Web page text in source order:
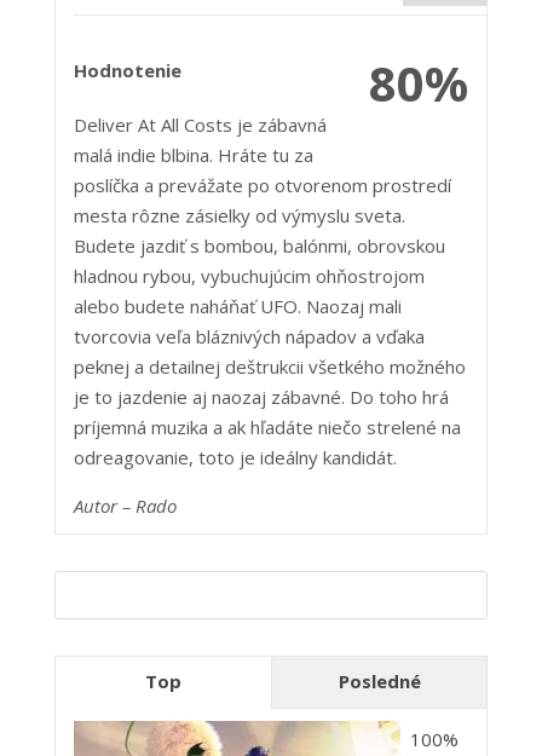
80%
Hodnotenie
Deliver At All Costs je zábavná
malá indie blbina. Hráte tu za
poslíčka a prevážate po otvorenom prostredí
mesta rôzne zásielky od výmyslu sveta.
Budete jazdiť s bombou, balónmi, obrovskou
hladnou rybou, vybuchujúcim ohňostrojom
alebo budete naháňať UFO. Naozaj mali
tvorcovia veľa bláznivých nápadov a vďaka
peknej a detailnej deštrukcii všetkého možného
je to jazdenie aj naozaj zábavné. Do toho hrá
príjemná muzika a ak hľadáte niečo strelené na
odreagovanie, toto je ideálny kandidát.
Autor – Rado
Top Posledné
100%